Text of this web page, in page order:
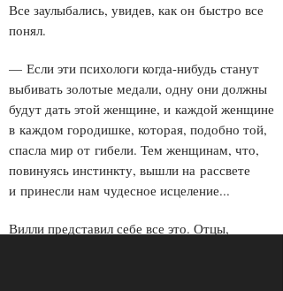
Все заулыбались, увидев, как он быстро все
понял.
— Если эти психологи когда-нибудь станут
выбивать золотые медали, одну они должны
будут дать этой женщине, и каждой женщине
в каждом городишке, которая, подобно той,
спасла мир от гибели. Тем женщинам, что,
повинуясь инстинкту, вышли на рассвете
и принесли нам чудесное исцеление...
Вилли представил себе все это. Отцы,